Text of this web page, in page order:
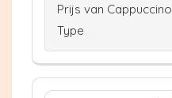
Prijs van Cappuccino
Type